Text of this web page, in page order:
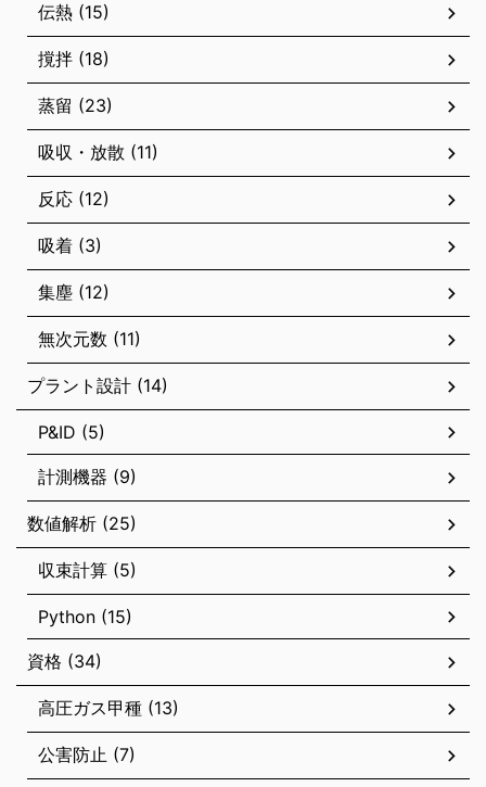
伝熱 (15)
撹拌 (18)
蒸留 (23)
吸収・放散 (11)
反応 (12)
吸着 (3)
集塵 (12)
無次元数 (11)
プラント設計 (14)
P&ID (5)
計測機器 (9)
数値解析 (25)
収束計算 (5)
Python (15)
資格 (34)
高圧ガス甲種 (13)
公害防止 (7)